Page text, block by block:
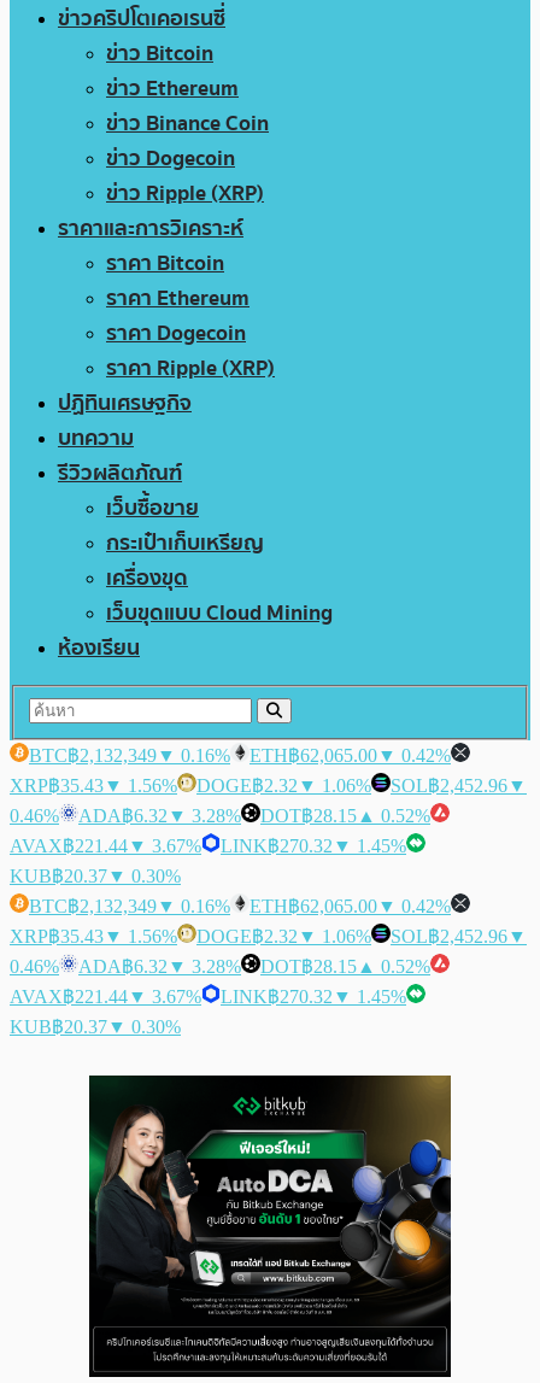
ข่าวคริปโตเคอเรนซี่
ข่าว Bitcoin
ข่าว Ethereum
ข่าว Binance Coin
ข่าว Dogecoin
ข่าว Ripple (XRP)
ราคาและการวิเคราะห์
ราคา Bitcoin
ราคา Ethereum
ราคา Dogecoin
ราคา Ripple (XRP)
ปฏิทินเศรษฐกิจ
บทความ
รีวิวผลิตภัณฑ์
เว็บซื้อขาย
กระเป๋าเก็บเหรียญ
เครื่องขุด
เว็บขุดแบบ Cloud Mining
ห้องเรียน
BTC฿2,132,349▼ 0.16% ETH฿62,065.00▼ 0.42%
XRP฿35.43▼ 1.56% DOGE฿2.32 ▼ 1.06% SOL฿2,452.96▼
0.46%
ADA฿6.32 ▼ 3.28% DOT฿28.15 ▲ 0.52%
AVAX฿221.44▼ 3.67% LINK฿270.32 ▼ 1.45%
KUB฿20.37▼ 0.30%
BTC฿2,132,349▼ 0.16% ETH฿62,065.00▼ 0.42%
XRP฿35.43▼ 1.56% DOGE฿2.32 ▼ 1.06% SOL฿2,452.96▼
0.46%
ADA฿6.32 ▼ 3.28% DOT฿28.15 ▲ 0.52%
AVAX฿221.44▼ 3.67% LINK฿270.32 ▼ 1.45%
KUB฿20.37▼ 0.30%